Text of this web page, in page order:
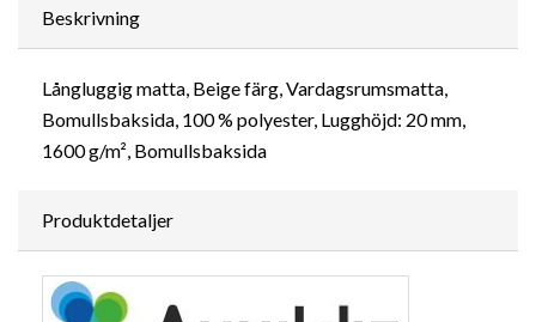
Beskrivning
Långluggig matta, Beige färg, Vardagsrumsmatta,
Bomullsbaksida, 100 % polyester, Lugghöjd: 20 mm,
1600 g/m², Bomullsbaksida
Produktdetaljer